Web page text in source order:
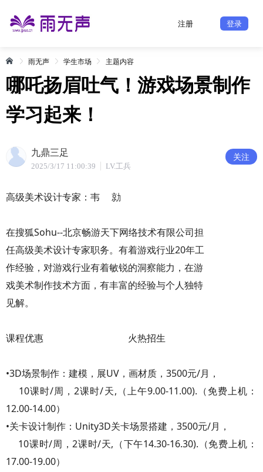
注册 登录
雨无声 学生市场 主题内容
哪吒扬眉吐气！游戏场景制作
学习起来！
九鼎三足
2025/3/17 11:00:39 LV.工兵
关注
高级美术设计专家：韦 勍
在搜狐Sohu--北京畅游天下网络技术有限公司担
任高级美术设计专家职务。有着游戏行业20年工
作经验，对游戏行业有着敏锐的洞察能力，在游
戏美术制作技术方面，有丰富的经验与个人独特
见解。
课程优惠 火热招生
•3D场景制作：建模，展UV，画材质，3500元/月，
10课时/周，2课时/天,（上午9.00-11.00).（免费上机：
12.00-14.00）
•关卡设计制作：Unity3D关卡场景搭建，3500元/月，
10课时/周，2课时/天,（下午14.30-16.30).（免费上机：
17.00-19.00）